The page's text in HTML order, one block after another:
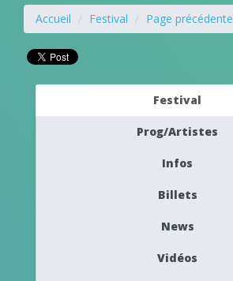
Accueil Festival Page précédente
Festival
Prog/Artistes
Infos
Billets
News
Vidéos